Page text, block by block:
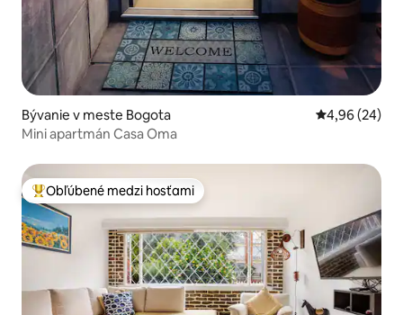
Bývanie v meste Bogota Priemerné
4,96 (24)
Mini apartmán Casa Oma
Najobľúbenejšie medzi hosťami
Obľúbené medzi hosťami